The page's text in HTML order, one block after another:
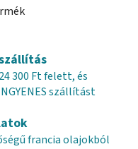
300 Ft felett, és
szállítást
francia olajokból